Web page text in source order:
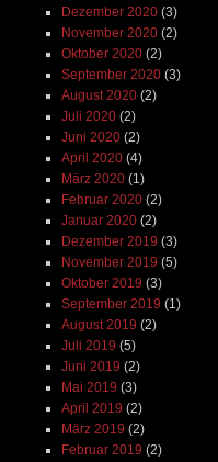
Dezember 2020(3)
November 2020(2)
Oktober 2020(2)
September 2020(3)
August 2020(2)
Juli 2020(2)
Juni 2020(2)
April 2020(4)
März 2020(1)
Februar 2020(2)
Januar 2020(2)
Dezember 2019 (3)
November 2019 (5)
Oktober 2019 (3)
September 2019 (1)
August 2019 (2)
Juli 2019 (5)
Juni 2019 (2)
Mai 2019 (3)
April 2019 (2)
März 2019 (2)
Februar 2019 (2)